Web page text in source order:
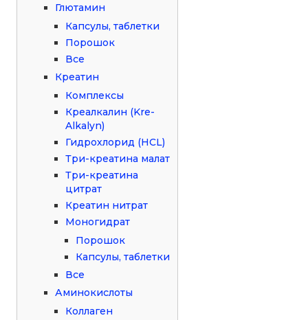
Глютамин
Капсулы, таблетки
Порошок
Все
Креатин
Комплексы
Креалкалин (Kre-
Alkalyn)
Гидрохлорид (HCL)
Три-креатина малат
Три-креатина
цитрат
Креатин нитрат
Моногидрат
Порошок
Капсулы, таблетки
Все
Аминокислоты
Коллаген